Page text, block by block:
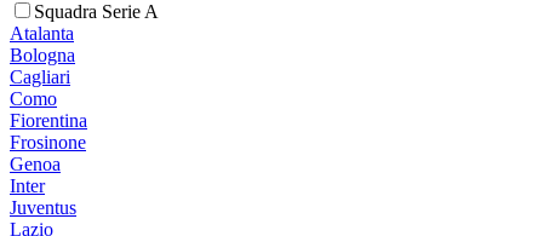
Squadra Serie A
Atalanta
Bologna
Cagliari
Como
Fiorentina
Frosinone
Genoa
Inter
Juventus
Lazio